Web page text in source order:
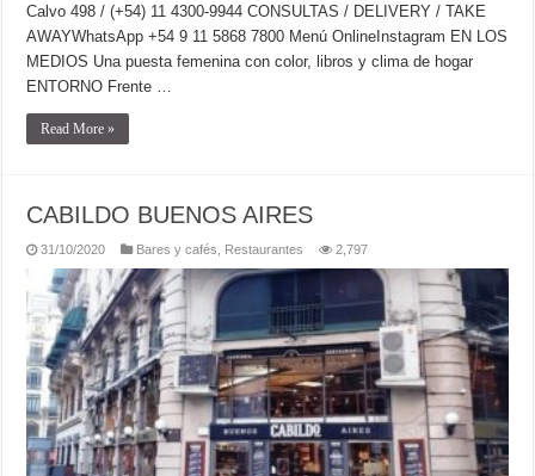
Calvo 498 / (+54) 11 4300-9944 CONSULTAS / DELIVERY / TAKE
AWAYWhatsApp +54 9 11 5868 7800 Menú OnlineInstagram EN LOS
MEDIOS Una puesta femenina con color, libros y clima de hogar
ENTORNO Frente …
Read More »
CABILDO BUENOS AIRES
31/10/2020 Bares y cafés Restaurantes 2,797